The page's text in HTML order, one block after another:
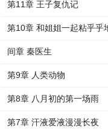
第11章 王子复仇记
第10章 和姐姐一起粘乎乎
间章 秦医生
第9章 人类动物
第8章 八月初的第一场雨
第7章 汗液爱液漫漫长夜